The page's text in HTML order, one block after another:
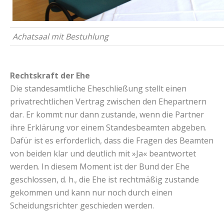
Achatsaal mit Bestuhlung
Rechtskraft der Ehe
Die standesamtliche Eheschließung stellt einen
privatrechtlichen Vertrag zwischen den Ehepartnern
dar. Er kommt nur dann zustande, wenn die Partner
ihre Erklärung vor einem Standesbeamten abgeben.
Dafür ist es erforderlich, dass die Fragen des Beamten
von beiden klar und deutlich mit »Ja« beantwortet
werden. In diesem Moment ist der Bund der Ehe
geschlossen, d. h., die Ehe ist rechtmäßig zustande
gekommen und kann nur noch durch einen
Scheidungsrichter geschieden werden.